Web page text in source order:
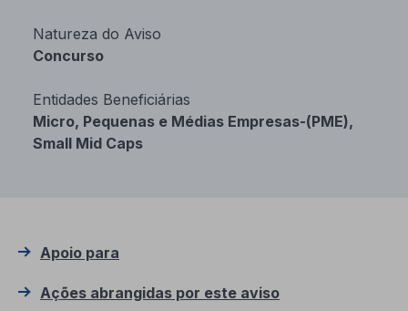
Natureza do Aviso
Concurso
Entidades Beneficiárias
Micro, Pequenas e Médias Empresas-(PME),
Small Mid Caps
Apoio para
Ações abrangidas por este aviso